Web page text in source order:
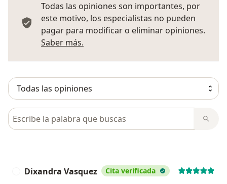
Todas las opiniones son importantes, por
este motivo, los especialistas no pueden
pagar para modificar o eliminar opiniones.
Saber más.
Busca en opiniones
Dixandra Vasquez Cita verificada